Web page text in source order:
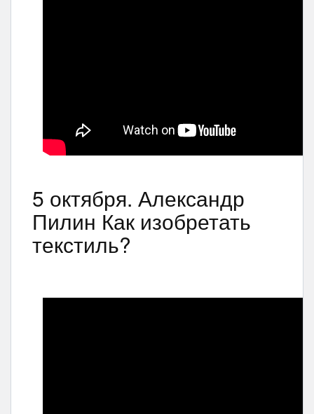
5 октября. Александр
Пилин Как изобретать
текстиль?